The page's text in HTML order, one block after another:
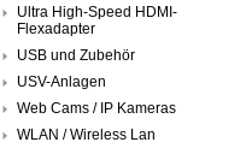
Ultra High-Speed HDMI-
Flexadapter
USB und Zubehör
USV-Anlagen
Web Cams / IP Kameras
WLAN / Wireless Lan